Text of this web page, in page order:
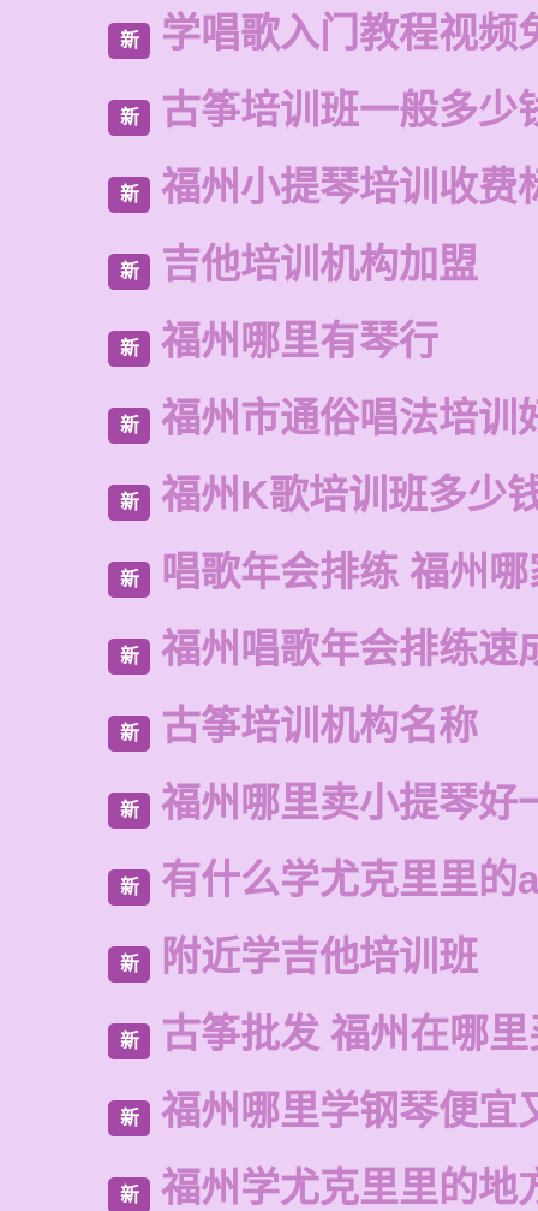
新 学唱歌入门教程视频
新 古筝培训班一般多少
新 福州小提琴培训收费
新 吉他培训机构加盟
新 福州哪里有琴行
新 福州市通俗唱法培训
新 福州K歌培训班多少
新 唱歌年会排练 福州
新 福州唱歌年会排练速
新 古筝培训机构名称
新 福州哪里卖小提琴好
新 有什么学尤克里里的
新 附近学吉他培训班
新 古筝批发 福州在哪
新 福州哪里学钢琴便宜
新 福州学尤克里里的地